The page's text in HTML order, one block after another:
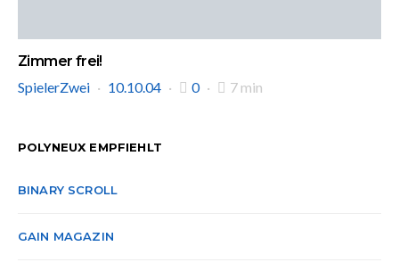
Zimmer frei!
SpielerZwei
10.10.04 0 7 min
POLYNEUX EMPFIEHLT
BINARY SCROLL
GAIN MAGAZIN